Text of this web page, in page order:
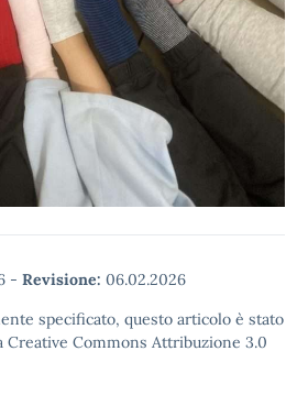
- Revisione: 06.02.2026
specificato, questo articolo è stato
Creative Commons Attribuzione 3.0